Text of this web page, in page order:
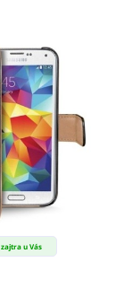
zajtra u Vás